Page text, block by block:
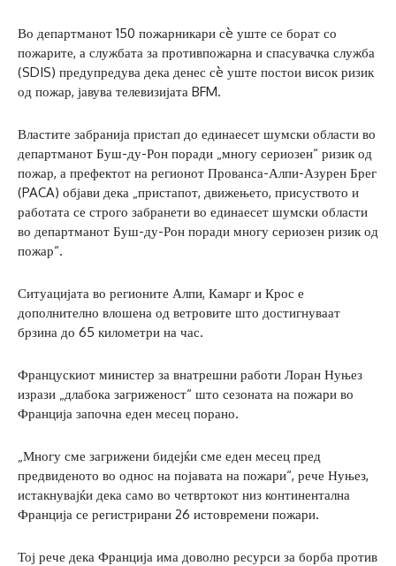
Во департманот 150 пожарникари сè уште се борат со
пожарите, а службата за противпожарна и спасувачка служба
(SDIS) предупредува дека денес сè уште постои висок ризик
од пожар, јавува телевизијата BFM.
Властите забранија пристап до единаесет шумски области во
департманот Буш-ду-Рон поради „многу сериозен“ ризик од
пожар, а префектот на регионот Прованса-Алпи-Азурен Брег
(PACA) објави дека „пристапот, движењето, присуството и
работата се строго забранети во единаесет шумски области
во департманот Буш-ду-Рон поради многу сериозен ризик од
пожар“.
Ситуацијата во регионите Алпи, Камарг и Крос е
дополнително влошена од ветровите што достигнуваат
брзина до 65 километри на час.
Францускиот министер за внатрешни работи Лоран Нуњез
изрази „длабока загриженост“ што сезоната на пожари во
Франција започна еден месец порано.
„Многу сме загрижени бидејќи сме еден месец пред
предвиденото во однос на појавата на пожари“, рече Нуњез,
истакнувајќи дека само во четвртокот низ континентална
Франција се регистрирани 26 истовремени пожари.
Тој рече дека Франција има доволно ресурси за борба против